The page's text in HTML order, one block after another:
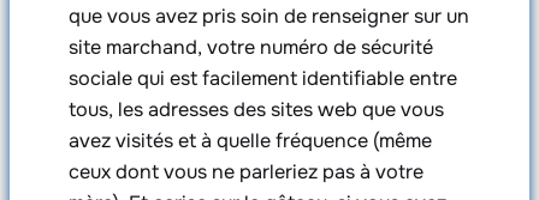
que vous avez pris soin de renseigner sur un
site marchand, votre numéro de sécurité
sociale qui est facilement identifiable entre
tous, les adresses des sites web que vous
avez visités et à quelle fréquence (même
ceux dont vous ne parleriez pas à votre